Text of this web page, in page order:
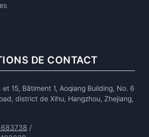
DE CONTACT
et 15, Bâtiment 1, Aoqiang Building, No. 6
district de Xihu, Hangzhou, Zhejiang,
/